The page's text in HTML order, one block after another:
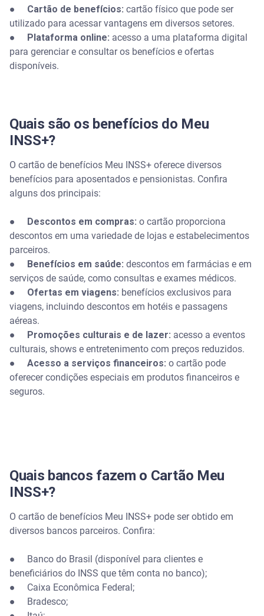
● Cartão de benefícios: cartão físico que pode ser
utilizado para acessar vantagens em diversos setores.
●
Plataforma online: acesso a uma plataforma digital
para gerenciar e consultar os benefícios e ofertas
disponíveis.
Quais são os benefícios do Meu
INSS+?
O cartão de benefícios Meu INSS+ oferece diversos
benefícios para aposentados e pensionistas. Confira
alguns dos principais:
● Descontos em compras: o cartão proporciona
descontos em uma variedade de lojas e estabelecimentos
parceiros.
●
Benefícios em saúde: descontos em farmácias e em
serviços de saúde, como consultas e exames médicos.
● Ofertas em viagens: benefícios exclusivos para
viagens, incluindo descontos em hotéis e passagens
aéreas.
●
Promoções culturais e de lazer: acesso a eventos
culturais, shows e entretenimento com preços reduzidos.
● Acesso a serviços financeiros: o cartão pode
oferecer condições especiais em produtos financeiros e
seguros.
Quais bancos fazem o Cartão Meu
INSS+?
O cartão de benefícios Meu INSS+ pode ser obtido em
diversos bancos parceiros. Confira:
● Banco do Brasil (disponível para clientes e
beneficiários do INSS que têm conta no banco);
● Caixa Econômica Federal;
● Bradesco;